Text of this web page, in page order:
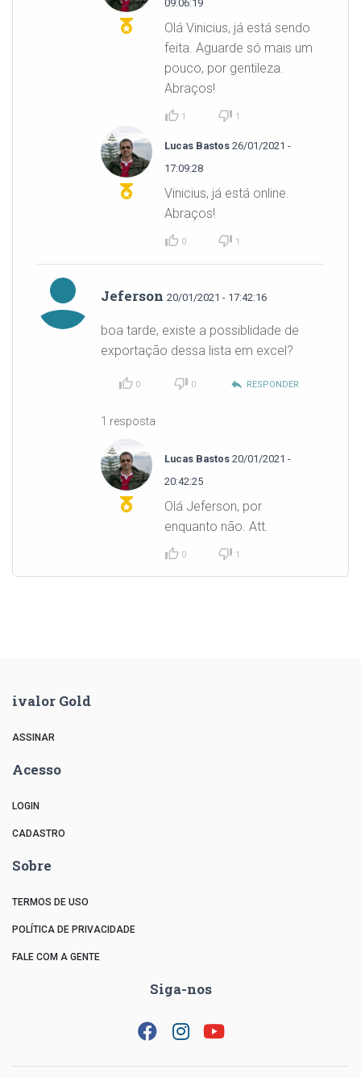
09:06:19
Olá Vinicius, já está sendo
feita. Aguarde só mais um
pouco, por gentileza.
Abraços!
1 1
Lucas Bastos 26/01/2021 -
17:09:28
Vinicius, já está online.
Abraços!
0 1
Jeferson 20/01/2021 - 17:42:16
boa tarde, existe a possiblidade de
exportação dessa lista em excel?
reply RESPONDER
0
0
1 resposta
Lucas Bastos 20/01/2021 -
20:42:25
Olá Jeferson, por
enquanto não. Att.
0 1
ivalor Gold
ASSINAR
Acesso
LOGIN
CADASTRO
Sobre
TERMOS DE USO
POLÍTICA DE PRIVACIDADE
FALE COM A GENTE
Siga-nos